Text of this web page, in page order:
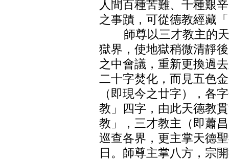
人間百種苦難、千種艱
之事蹟，可從德教經藏
師尊以三才教主的天
獄界，使地獄稍微清靜
之中會議，重新更換過
二十字焚化，而見五色
（即現今之廿字），各
教」四字，由此天德教
教」，三才教主（即蕭
巡查各界，更主掌天德
日。師尊主掌八方，宗